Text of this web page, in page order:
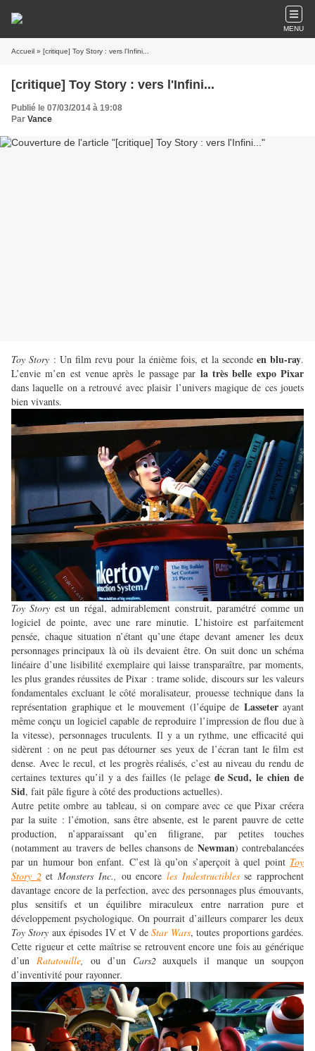
MENU
Accueil » [critique] Toy Story : vers l'Infini...
[critique] Toy Story : vers l'Infini...
Publié le 07/03/2014 à 19:08
Par Vance
Toy Story : Un film revu pour la énième fois, et la seconde en blu-ray.
L’envie m’en est venue après le passage par la très belle expo Pixar
dans laquelle on a retrouvé avec plaisir l’univers magique de ces jouets
bien vivants.
Toy Story est un régal, admirablement construit, paramétré comme un
logiciel de pointe, avec une rare minutie. L’histoire est parfaitement
pensée, chaque situation n’étant qu’une étape devant amener les deux
personnages principaux là où ils devaient être. On suit donc un schéma
linéaire d’une lisibilité exemplaire qui laisse transparaître, par moments,
les plus grandes réussites de Pixar : trame solide, discours sur les valeurs
fondamentales excluant le côté moralisateur, prouesse technique dans la
représentation graphique et le mouvement (l’équipe de Lasseterayant
même conçu un logiciel capable de reproduire l’impression de flou due à
la vitesse), personnages truculents. Il y a un rythme, une efficacité qui
sidèrent : on ne peut pas détourner ses yeux de l’écran tant le film est
dense. Avec le recul, et les progrès réalisés, c’est au niveau du rendu de
certaines textures qu’il y a des failles (le pelage de Scud, le chien de
Sid, fait pâle figure à côté des productions actuelles).
Autre petite ombre au tableau, si on compare avec ce que Pixar créera
par la suite : l’émotion, sans être absente, est le parent pauvre de cette
production, n’apparaissant qu’en filigrane, par petites touches
(notamment au travers de belles chansons de Newman) contrebalancées
par un humour bon enfant. C’est là qu’on s’aperçoit à quel point Toy
Story 2etMonsters Inc., ou encore les Indestructiblesse rapprochent
davantage encore de la perfection, avec des personnages plus émouvants,
plus sensitifs et un équilibre miraculeux entre narration pure et
développement psychologique. On pourrait d’ailleurs comparer les deux
Toy Story aux épisodes IV et V deStar Wars, toutes proportions gardées.
Cette rigueur et cette maîtrise se retrouvent encore une fois au générique
d’un Ratatouille, ou d’un Cars2auxquels il manque un soupçon
d’inventivité pour rayonner.